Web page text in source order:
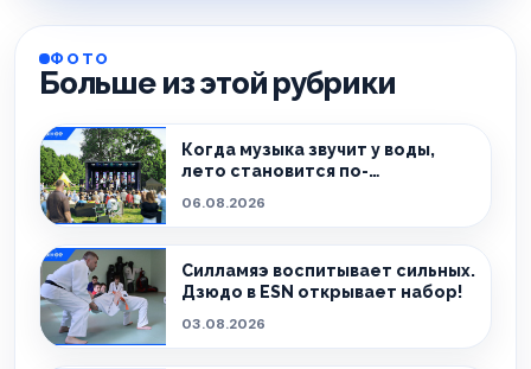
ФОТО
Больше из этой рубрики
Когда музыка звучит у воды,
лето становится по-
06.08.2026
Силламяэ воспитывает сильных.
Дзюдо в ESN открывает набор!
03.08.2026